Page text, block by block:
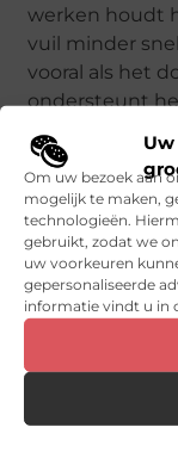
Om uw bezoek aan
mogelijk te maken,
technologieën.
gebruikt, zodat we
uw voorkeuren
gepersonaliseerde
informatie vindt u in
werken houdt
vuil minder
vooral als het
ondersteunt
ineens weer
niet. Hoor je
bediening,
niet soepel
gelijkmatig
Bij
diagnose-
scherp, dan
je ziet of hoort
meestal snel
helpt, of dat